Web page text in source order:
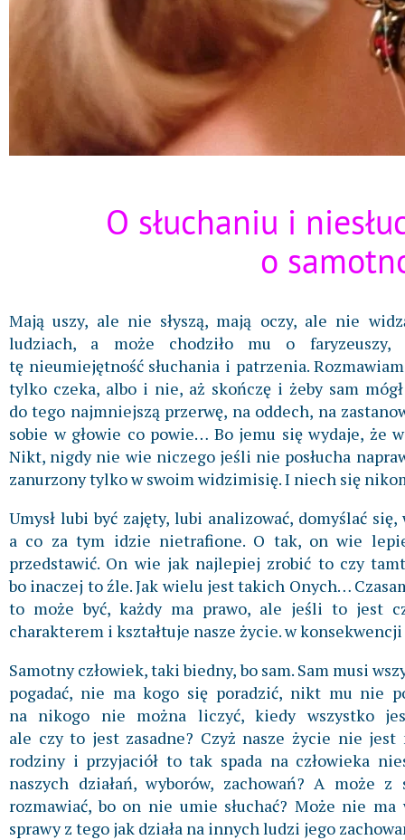
O słuchaniu i
o
Mają uszy, ale nie słyszą, mają oczy, ale nie
ludziach, a może chodziło mu o faryzeuszy,
tę nieumiejętność słuchania i patrzenia.
tylko czeka, albo i nie, aż skończę i żeby sam
do tego najmniejszą przerwę, na oddech, na
sobie w głowie co powie… Bo jemu się wydaje, że
Nikt, nigdy nie wie niczego jeśli nie posłucha
zanurzony tylko w swoim widzimisię. I niech się
Umysł lubi być zajęty, lubi analizować, domyślać
a co za tym idzie nietrafione. O tak, on wie
przedstawić. On wie jak najlepiej zrobić to czy
bo inaczej to źle. Jak wielu jest takich Onych…
to może być, każdy ma prawo, ale jeśli to jest
charakterem i kształtuje nasze życie. w
Samotny człowiek, taki biedny, bo sam. Sam musi
pogadać, nie ma kogo się poradzić, nikt mu nie
na nikogo nie można liczyć, kiedy wszystko
ale czy to jest zasadne? Czyż nasze życie nie jest
rodziny i przyjaciół to tak spada na człowieka
naszych działań, wyborów, zachowań? A może
rozmawiać, bo on nie umie słuchać? Może nie
sprawy z tego jak działa na innych ludzi jego